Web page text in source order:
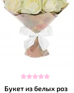
Букет из белых роз